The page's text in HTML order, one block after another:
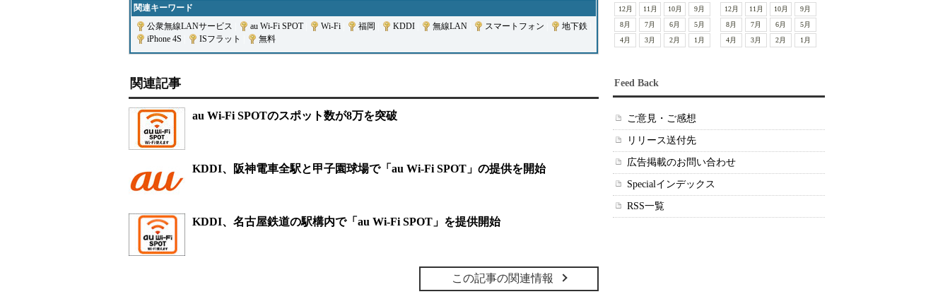
関連キーワード
公衆無線LANサービス
au Wi-Fi SPOT| Wi-Fi 福岡 KDDI 無線LAN スマートフォン 地下鉄
iPhone 4S
ISフラット 無料
関連記事
au Wi-Fi SPOTのスポット数が8万を突破
KDDI、阪神電車全駅と甲子園球場で「au Wi-Fi SPOT」の提供を開始
KDDI、名古屋鉄道の駅構内で「au Wi-Fi SPOT」を提供開始
この記事の関連情報
12月 11月 10月
9月
8月
7月 6月
5月
4月
3月 2月 1月
12月 11月 10月
9月
8月
7月 6月
5月
4月
3月 2月 1月
Feed Back
ご意見・ご感想
リリース送付先
広告掲載のお問い合わせ
Specialインデックス
RSS一覧